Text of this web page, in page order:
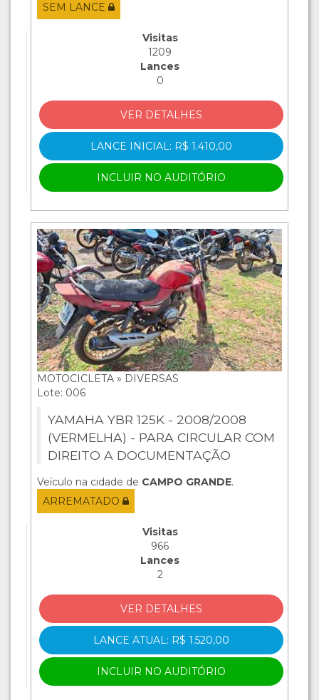
SEM LANCE
Visitas
1209
Lances
0
VER DETALHES
LANCE INICIAL: R$ 1.410,00
INCLUIR NO AUDITÓRIO
MOTOCICLETA » DIVERSAS
Lote: 006
YAMAHA YBR 125K - 2008/2008
(VERMELHA) - PARA CIRCULAR COM
DIREITO A DOCUMENTAÇÃO
Veículo na cidade de CAMPO GRANDE.
ARREMATADO
Visitas
966
Lances
2
VER DETALHES
LANCE ATUAL: R$ 1.520,00
INCLUIR NO AUDITÓRIO